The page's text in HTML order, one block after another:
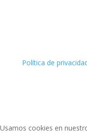
Política de
Usamos cookies en